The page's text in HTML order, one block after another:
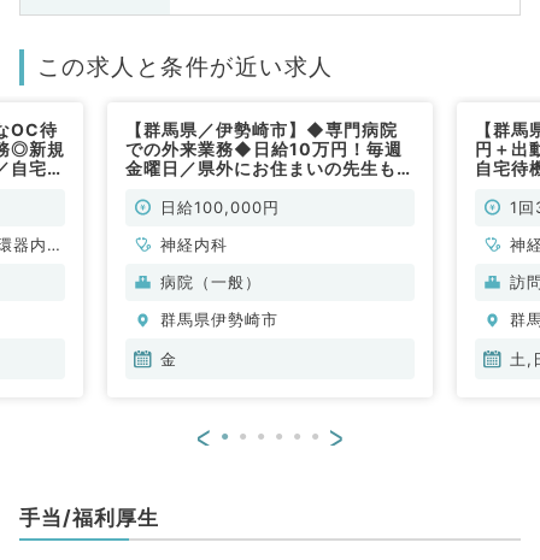
この求人と条件が近い求人
OC待
◎新規
自宅や
器内
【群馬県／伊勢崎市】◆専門病院
での外来業務◆日給10万円！毎週
金曜日／県外にお住まいの先生もご
非常勤）
日給100,000円
神経内科
病院（一般）
群馬県伊勢崎市
金
【群
円＋出
自宅待
勤）1
神
科
内
訪
群
土,
< >
手当/福利厚生